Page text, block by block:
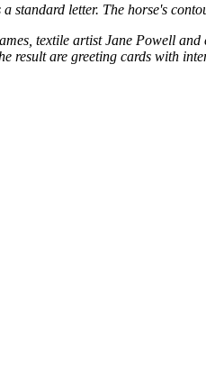
standard letter. The horse's
textile artist Jane Powell
result are greeting cards with